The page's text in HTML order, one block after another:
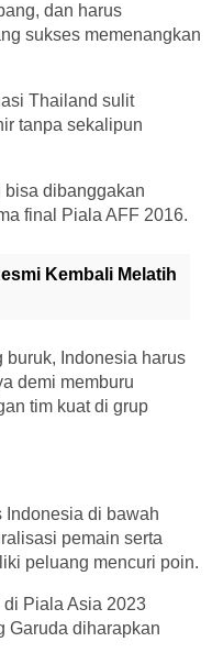
dan harus
sukses memenangkan
Thailand sulit
tanpa sekalipun
bisa dibanggakan
final Piala AFF 2016.
Kembali Melatih
buruk, Indonesia harus
demi memburu
tim kuat di grup
Indonesia di bawah
pemain serta
peluang mencuri poin.
Piala Asia 2023
Garuda diharapkan